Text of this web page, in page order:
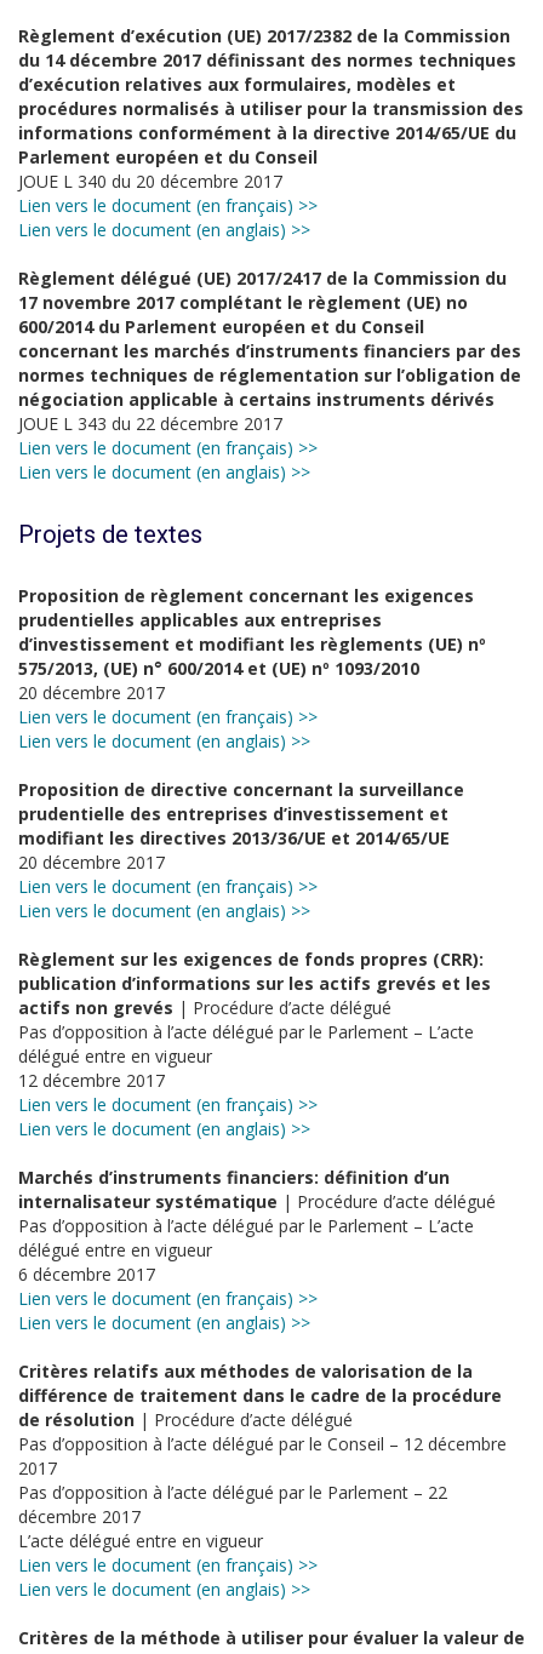
Règlement d’exécution (UE) 2017/2382 de la Commission
du 14 décembre 2017 définissant des normes techniques
d’exécution relatives aux formulaires, modèles et
procédures normalisés à utiliser pour la transmission des
informations conformément à la directive 2014/65/UE du
Parlement européen et du Conseil
JOUE L 340 du 20 décembre 2017
Lien vers le document (en français) >>
Lien vers le document (en anglais) >>
Règlement délégué (UE) 2017/2417 de la Commission du
17 novembre 2017 complétant le règlement (UE) no
600/2014 du Parlement européen et du Conseil
concernant les marchés d’instruments financiers par des
normes techniques de réglementation sur l’obligation de
négociation applicable à certains instruments dérivés
JOUE L 343 du 22 décembre 2017
Lien vers le document (en français) >>
Lien vers le document (en anglais) >>
Projets de textes
Proposition de règlement concernant les exigences
prudentielles applicables aux entreprises
d’investissement et modifiant les règlements (UE) nº
575/2013, (UE) n° 600/2014 et (UE) nº 1093/2010
20 décembre 2017
Lien vers le document (en français) >>
Lien vers le document (en anglais) >>
Proposition de directive concernant la surveillance
prudentielle des entreprises d’investissement et
modifiant les directives 2013/36/UE et 2014/65/UE
20 décembre 2017
Lien vers le document (en français) >>
Lien vers le document (en anglais) >>
Règlement sur les exigences de fonds propres (CRR):
publication d’informations sur les actifs grevés et les
actifs non grevés | Procédure d’acte délégué
Pas d’opposition à l’acte délégué par le Parlement – L’acte
délégué entre en vigueur
12 décembre 2017
Lien vers le document (en français) >>
Lien vers le document (en anglais) >>
Marchés d’instruments financiers: définition d’un
internalisateur systématique | Procédure d’acte délégué
Pas d’opposition à l’acte délégué par le Parlement – L’acte
délégué entre en vigueur
6 décembre 2017
Lien vers le document (en français) >>
Lien vers le document (en anglais) >>
Critères relatifs aux méthodes de valorisation de la
différence de traitement dans le cadre de la procédure
de résolution | Procédure d’acte délégué
Pas d’opposition à l’acte délégué par le Conseil – 12 décembre
2017
Pas d’opposition à l’acte délégué par le Parlement – 22
décembre 2017
L’acte délégué entre en vigueur
Lien vers le document (en français) >>
Lien vers le document (en anglais) >>
Critères de la méthode à utiliser pour évaluer la valeur de